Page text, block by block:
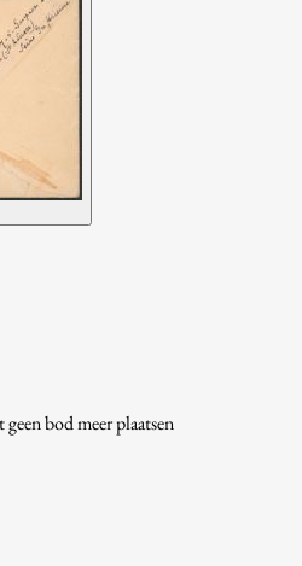
bod meer plaatsen